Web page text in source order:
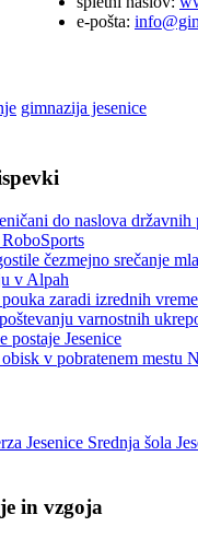
e-pošta:
gimnazija jesenice
do naslova
čezmejno srečanje
v Alpah
zaradi izrednih
varnostnih
postaje Jesenice
v pobratenem mestu
Jesenice Srednja šola
in vzgoja